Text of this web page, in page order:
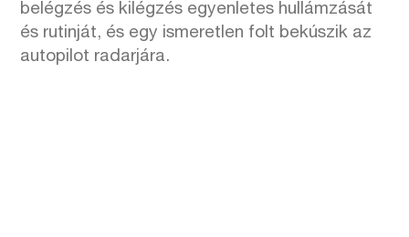
belégzés és kilégzés egyenletes hullámzását
és rutinját, és egy ismeretlen folt bekúszik az
autopilot radarjára.